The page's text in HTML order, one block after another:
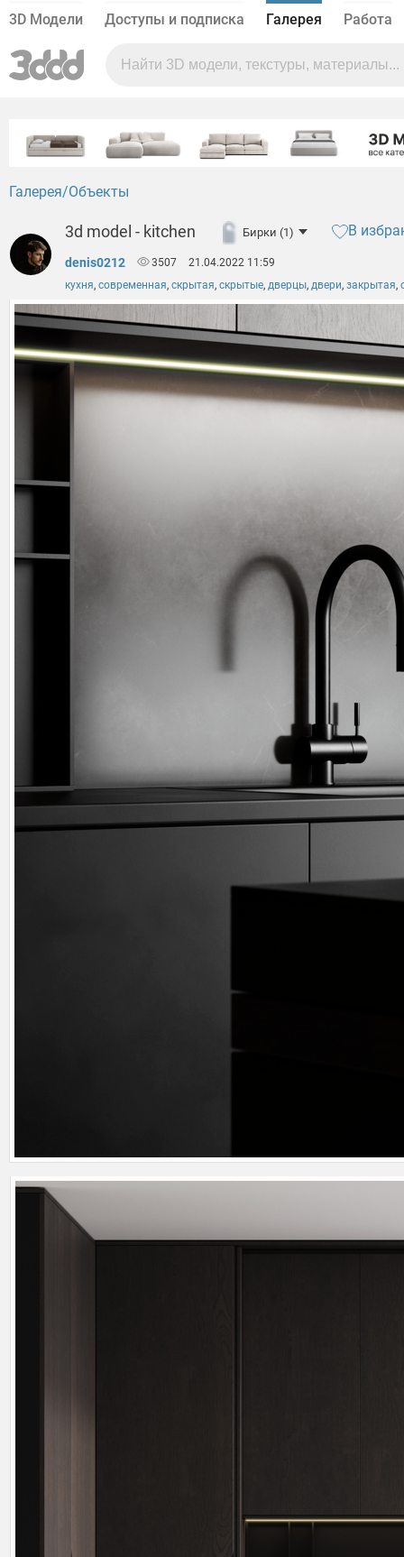
3D Модели Доступы и подписка Галерея Работа
Галерея Объекты
3d model - kitchen Бирки (1) В
denis0212 3507
21.04.2022 11:59
кухня, современная, скрытая, скрытые, дверцы, двери, закрытая,